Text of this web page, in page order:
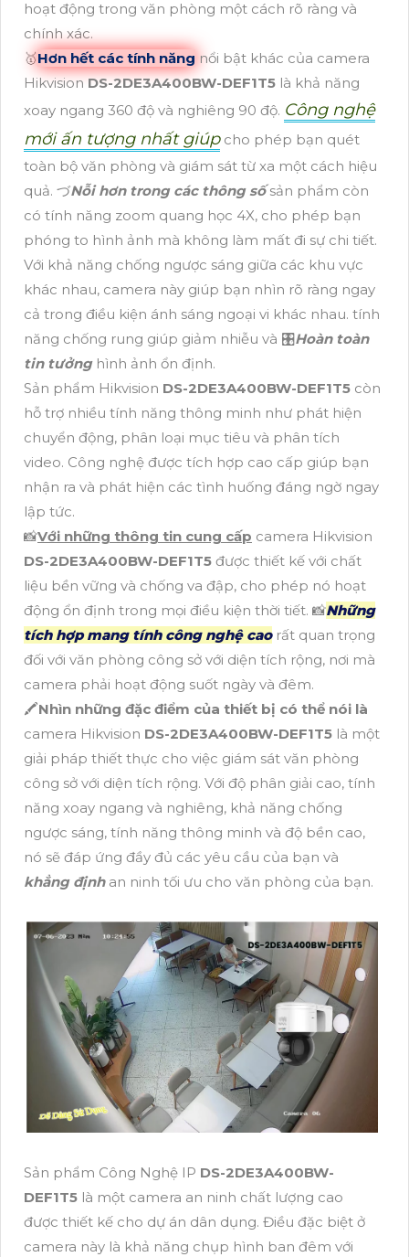
hoạt động trong văn phòng một cách rõ ràng và
chính xác.
🥇️Hơn hết các tính năng nổi bật khác của camera
HikvisionDS-2DE3A400BW-DEF1T5 là khả năng
xoay ngang 360 độ và nghiêng 90 độ. Công nghệ
mới ấn tượng nhất giúpcho phép bạn quét
toàn bộ văn phòng và giám sát từ xa một cách hiệu
quả. づNỗi hơn trong các thông sốsản phẩm còn
có tính năng zoom quang học 4X, cho phép bạn
phóng to hình ảnh mà không làm mất đi sự chi tiết.
Với khả năng chống ngược sáng giữa các khu vực
khác nhau, camera này giúp bạn nhìn rõ ràng ngay
cả trong điều kiện ánh sáng ngoại vi khác nhau. tính
năng chống rung giúp giảm nhiễu và 🎛Hoàn toàn
tin tưởnghình ảnh ổn định.
Sản phẩm Hikvision DS-2DE3A400BW-DEF1T5 còn
hỗ trợ nhiều tính năng thông minh như phát hiện
chuyển động, phân loại mục tiêu và phân tích
video. Công nghệ được tích hợp cao cấp giúp bạn
nhận ra và phát hiện các tình huống đáng ngờ ngay
lập tức.
📸Với những thông tin cung cấp camera Hikvision
DS-2DE3A400BW-DEF1T5 được thiết kế với chất
liệu bền vững và chống va đập, cho phép nó hoạt
động ổn định trong mọi điều kiện thời tiết. 📸Những
tích hợp mang tính công nghệ caorất quan trọng
đối với văn phòng công sở với diện tích rộng, nơi mà
camera phải hoạt động suốt ngày và đêm.
🖍Nhìn những đặc điểm của thiết bị có thể nói là
camera Hikvision DS-2DE3A400BW-DEF1T5 là một
giải pháp thiết thực cho việc giám sát văn phòng
công sở với diện tích rộng. Với độ phân giải cao, tính
năng xoay ngang và nghiêng, khả năng chống
ngược sáng, tính năng thông minh và độ bền cao,
nó sẽ đáp ứng đầy đủ các yêu cầu của bạn và
khẳng địnhan ninh tối ưu cho văn phòng của bạn.
Sản phẩm Công Nghệ IP DS-2DE3A400BW-
DEF1T5 là một camera an ninh chất lượng cao
được thiết kế cho dự án dân dụng. Điều đặc biệt ở
camera này là khả năng chụp hình ban đêm với